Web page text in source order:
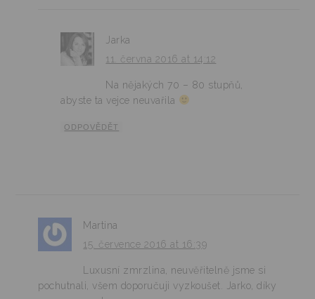
Jarka
11. června 2016 at 14:12
Na nějakých 70 – 80 stupňů,
abyste ta vejce neuvařila
ODPOVĚDĚT
Martina
15. července 2016 at 16:39
Luxusní zmrzlina, neuvěřitelně jsme si
pochutnali, všem doporučuji vyzkoušet. Jarko, díky